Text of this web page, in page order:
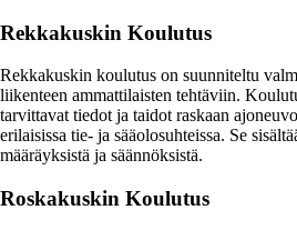
Rekkakuskin Koulutus
Rekkakuskin koulutus on suunniteltu
liikenteen ammattilaisten tehtäviin.
tarvittavat tiedot ja taidot raskaan
erilaisissa tie- ja sääolosuhteissa. Se
määräyksistä ja säännöksistä.
Roskakuskin Koulutus